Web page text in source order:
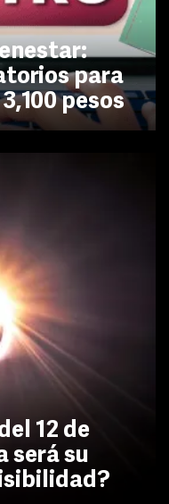
para
pesos
12 de
será su